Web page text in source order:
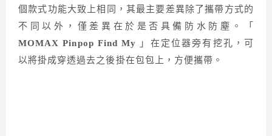
個款式功能大致上相同，其最主要差異除了攜帶方式的
不同以外，僅差異在於是否具備防水防塵。「
MOMAX Pinpop Find My 」在定位器旁有挖孔，可
以將掛成穿透過去之後掛在包包上，方便攜帶。